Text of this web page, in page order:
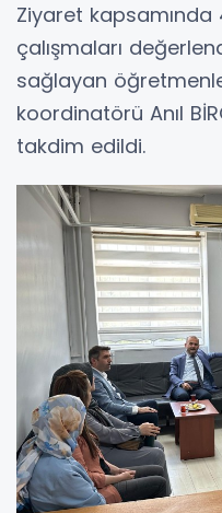
Ziyaret kapsamında
çalışmaları
sağlayan
koordinatörü Anıl
takdim edildi.